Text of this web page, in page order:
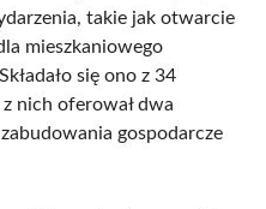
takie jak otwarcie
mieszkaniowego
się ono z 34
nich oferował dwa
gospodarcze